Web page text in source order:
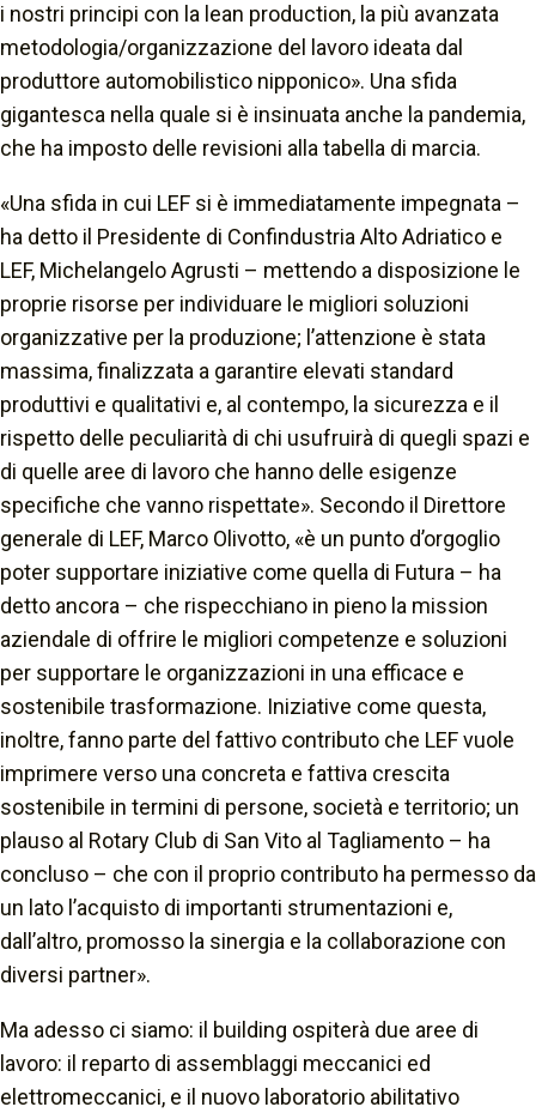
i nostri principi con la lean production, la più avanzata
metodologia/organizzazione del lavoro ideata dal
produttore automobilistico nipponico». Una sfida
gigantesca nella quale si è insinuata anche la pandemia,
che ha imposto delle revisioni alla tabella di marcia.
«Una sfida in cui LEF si è immediatamente impegnata –
ha detto il Presidente di Confindustria Alto Adriatico e
LEF, Michelangelo Agrusti – mettendo a disposizione le
proprie risorse per individuare le migliori soluzioni
organizzative per la produzione; l’attenzione è stata
massima, finalizzata a garantire elevati standard
produttivi e qualitativi e, al contempo, la sicurezza e il
rispetto delle peculiarità di chi usufruirà di quegli spazi e
di quelle aree di lavoro che hanno delle esigenze
specifiche che vanno rispettate». Secondo il Direttore
generale di LEF, Marco Olivotto, «è un punto d’orgoglio
poter supportare iniziative come quella di Futura – ha
detto ancora – che rispecchiano in pieno la mission
aziendale di offrire le migliori competenze e soluzioni
per supportare le organizzazioni in una efficace e
sostenibile trasformazione. Iniziative come questa,
inoltre, fanno parte del fattivo contributo che LEF vuole
imprimere verso una concreta e fattiva crescita
sostenibile in termini di persone, società e territorio; un
plauso al Rotary Club di San Vito al Tagliamento – ha
concluso – che con il proprio contributo ha permesso da
un lato l’acquisto di importanti strumentazioni e,
dall’altro, promosso la sinergia e la collaborazione con
diversi partner».
Ma adesso ci siamo: il building ospiterà due aree di
lavoro: il reparto di assemblaggi meccanici ed
elettromeccanici, e il nuovo laboratorio abilitativo